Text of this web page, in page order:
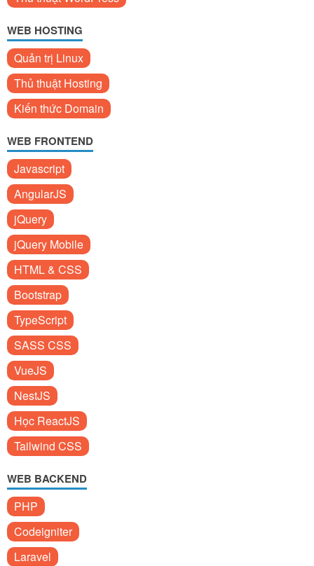
WEB HOSTING
Quản trị Linux
Thủ thuật Hosting
Kiến thức Domain
WEB FRONTEND
Javascript
AngularJS
jQuery
jQuery Mobile
HTML & CSS
Bootstrap
TypeScript
SASS CSS
VueJS
NestJS
Học ReactJS
Tailwind CSS
WEB BACKEND
PHP
Codeigniter
Laravel